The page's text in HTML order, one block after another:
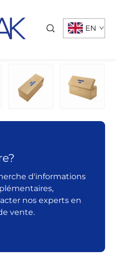
EN
d'informations
nos experts en
vente.